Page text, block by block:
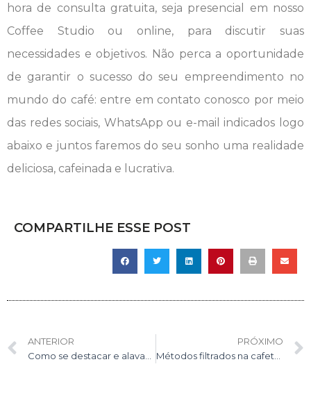
hora de consulta gratuita, seja presencial em nosso
Coffee Studio ou online, para discutir suas
necessidades e objetivos. Não perca a oportunidade
de garantir o sucesso do seu empreendimento no
mundo do café: entre em contato conosco por meio
das redes sociais, WhatsApp ou e-mail indicados logo
abaixo e juntos faremos do seu sonho uma realidade
deliciosa, cafeinada e lucrativa.
COMPARTILHE ESSE POST
Anterior
ANTERIOR
PRÓXIMO